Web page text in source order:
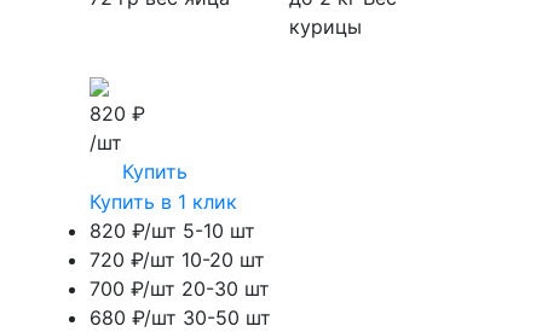
курицы
820 ₽
/шт
Купить
Купить в 1 клик
820 ₽/шт 5-10 шт
720 ₽/шт 10-20 шт
700 ₽/шт 20-30 шт
680 ₽/шт 30-50 шт